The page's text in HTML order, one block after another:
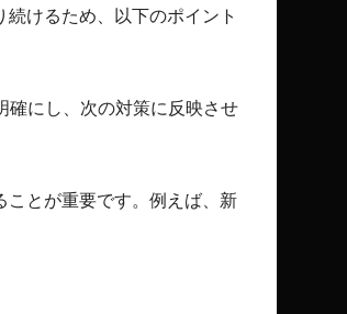
けるため、以下のポイント
確にし、次の対策に反映させ
とが重要です。例えば、新